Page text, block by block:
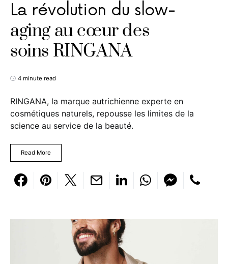
La révolution du slow-
aging au cœur des
soins RINGANA
4 minute read
RINGANA, la marque autrichienne experte en
cosmétiques naturels, repousse les limites de la
science au service de la beauté.
Read More